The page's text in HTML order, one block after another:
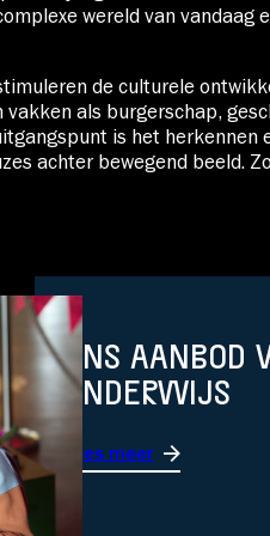
wereld van vandaag
de culturele
als burgerschap,
is het herkennen
achter bewegend beeld.
ONS AANBOD
ONDERWIJS
Lees meer